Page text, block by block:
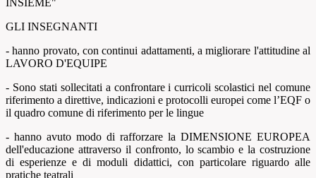
GLI INSEGNANTI
- hanno provato, con continui adattamenti, a migliorare l'attitudine al
LAVORO D'EQUIPE
- Sono stati sollecitati a confrontare i curricoli scolastici nel comune
riferimento a direttive, indicazioni e protocolli europei come l’EQF o
il quadro comune di riferimento per le lingue
- hanno avuto modo di rafforzare la DIMENSIONE EUROPEA
dell'educazione attraverso il confronto, lo scambio e la costruzione
di esperienze e di moduli didattici, con particolare riguardo alle
pratiche teatrali